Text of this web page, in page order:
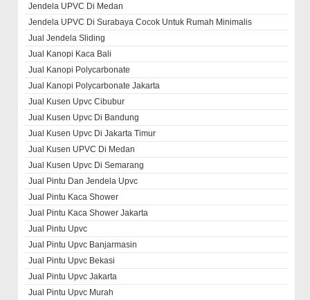
Jendela UPVC Di Medan
Jendela UPVC Di Surabaya Cocok Untuk Rumah Minimalis
Jual Jendela Sliding
Jual Kanopi Kaca Bali
Jual Kanopi Polycarbonate
Jual Kanopi Polycarbonate Jakarta
Jual Kusen Upvc Cibubur
Jual Kusen Upvc Di Bandung
Jual Kusen Upvc Di Jakarta Timur
Jual Kusen UPVC Di Medan
Jual Kusen Upvc Di Semarang
Jual Pintu Dan Jendela Upvc
Jual Pintu Kaca Shower
Jual Pintu Kaca Shower Jakarta
Jual Pintu Upvc
Jual Pintu Upvc Banjarmasin
Jual Pintu Upvc Bekasi
Jual Pintu Upvc Jakarta
Jual Pintu Upvc Murah